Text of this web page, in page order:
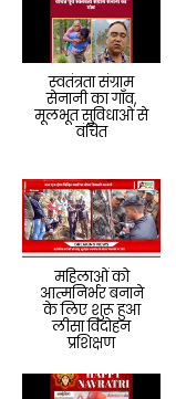
स्वतंत्रता संग्राम
सेनानी का गाँव,
मूलभूत सुविधाओं से
वंचित
महिलाओं को
आत्मनिर्भर बनाने
के लिए शुरू हुआ
लीसा विदोहन
प्रशिक्षण